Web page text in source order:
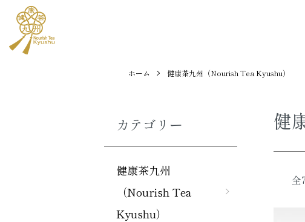
ホーム 健康茶九州（Nourish Tea Kyushu）
健
全
カテゴリー
健康茶九州
（Nourish Tea
Kyushu）